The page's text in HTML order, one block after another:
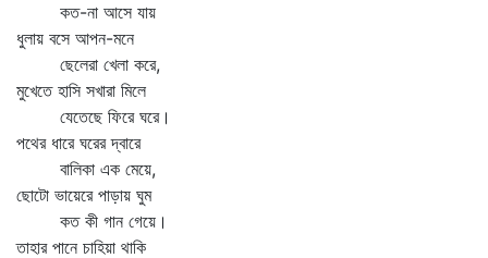
কত-না আসে যায়
ধুলায় বসে আপন-মনে
ছেলেরা খেলা করে,
মুখেতে হাসি সখারা মিলে
যেতেছে ফিরে ঘরে।
পথের ধারে ঘরের দ্বারে
বালিকা এক মেয়ে,
ছোটো ভায়েরে পাড়ায় ঘুম
কত কী গান গেয়ে।
তাহার পানে চাহিয়া থাকি